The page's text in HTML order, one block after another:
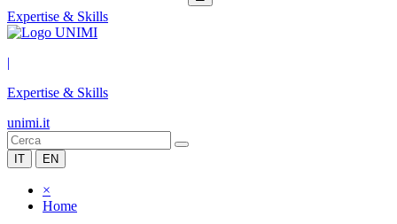
Expertise & Skills
|
Expertise & Skills
unimi.it
IT EN
×
Home